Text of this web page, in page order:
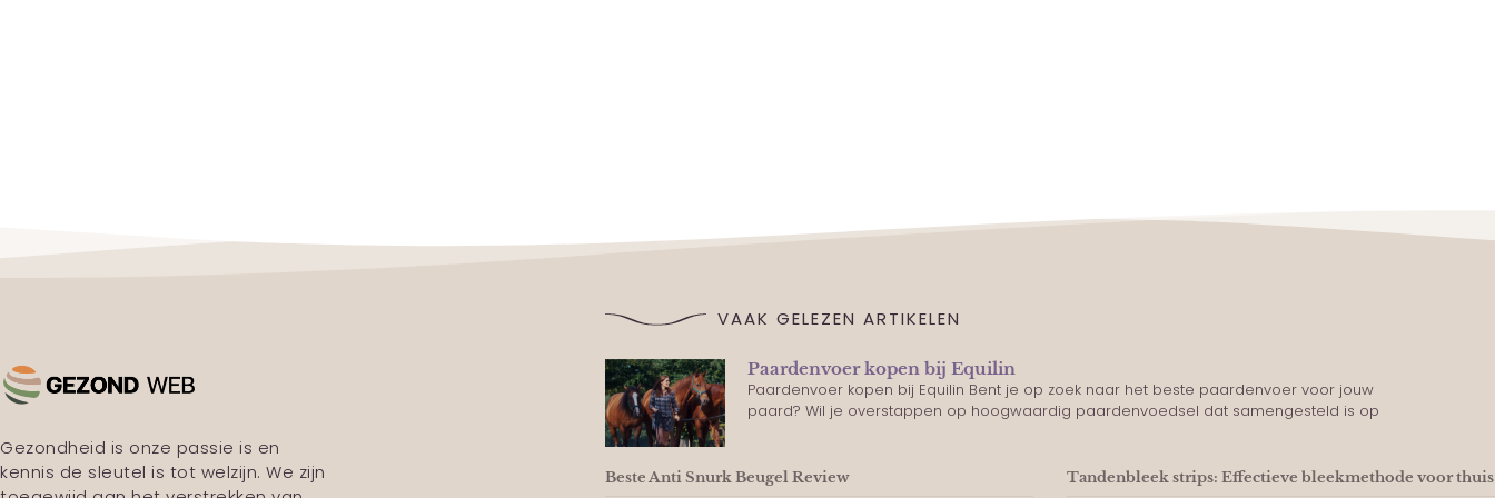
Gezondheid is onze passie is en
kennis de sleutel is tot welzijn. We zijn
VAAK GELEZEN ARTIKELEN
Paardenvoer kopen bij Equilin
Paardenvoer kopen bij Equilin Bent je op zoek naar het beste paardenvoer voor jouw
paard? Wil je overstappen op hoogwaardig paardenvoedsel dat samengesteld is op
Beste Anti Snurk Beugel Review Tandenbleek strips: Effectieve bleekmethode voor thuis